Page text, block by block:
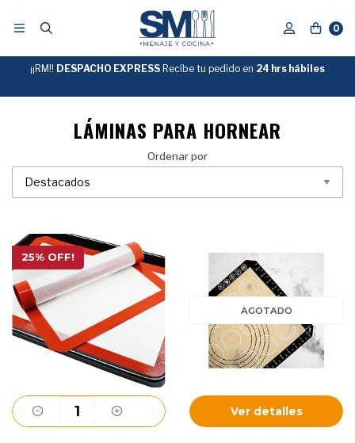
0
GRATIS
SOBRE
¡¡RM!! DESPACHO EXPRESS Recíbe tu pedido en 24 hrs hábiles
LÁMINAS PARA HORNEAR
Ordenar por
25% OFF!
Ver detalles
AGOTADO